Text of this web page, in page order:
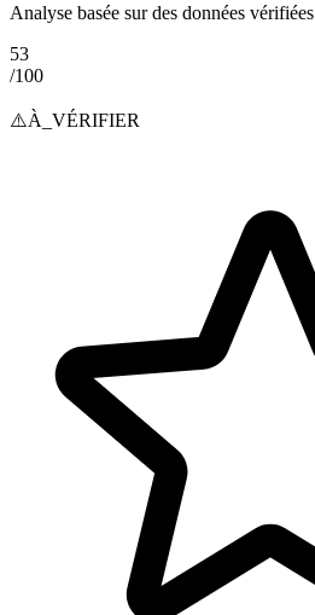
Analyse basée sur des données vérifiées
53
/100
⚠️À_VÉRIFIER